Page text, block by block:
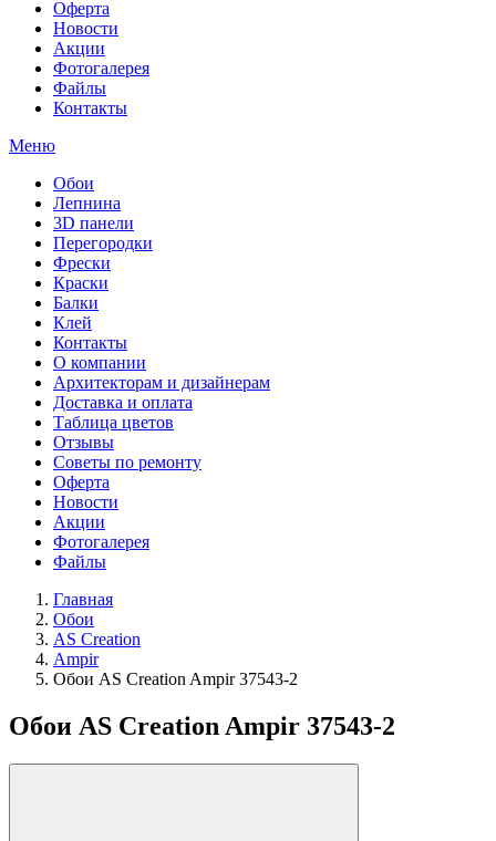
Оферта
Новости
Акции
Фотогалерея
Файлы
Контакты
Меню
Обои
Лепнина
3D панели
Перегородки
Фрески
Краски
Балки
Клей
Контакты
О компании
Архитекторам и дизайнерам
Доставка и оплата
Таблица цветов
Отзывы
Советы по ремонту
Оферта
Новости
Акции
Фотогалерея
Файлы
Главная
Обои
AS Creation
Ampir
Обои AS Creation Ampir 37543-2
Обои AS Creation Ampir 37543-2